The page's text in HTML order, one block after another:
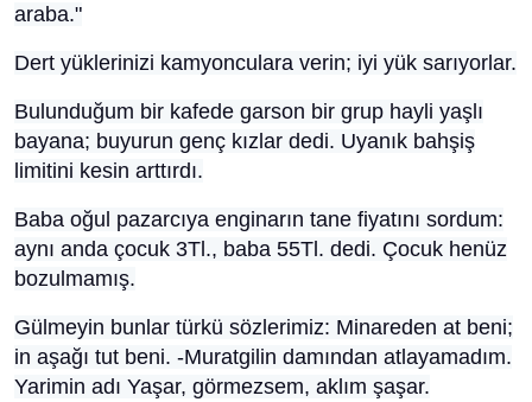
araba."
Dert yüklerinizi kamyonculara verin; iyi yük sarıyorlar.
Bulunduğum bir kafede garson bir grup hayli yaşlı
bayana; buyurun genç kızlar dedi. Uyanık bahşiş
limitini kesin arttırdı.
Baba oğul pazarcıya enginarın tane fiyatını sordum:
aynı anda çocuk 3Tl., baba 55Tl. dedi. Çocuk henüz
bozulmamış.
Gülmeyin bunlar türkü sözlerimiz: Minareden at beni;
in aşağı tut beni. -Muratgilin damından atlayamadım.
Yarimin adı Yaşar, görmezsem, aklım şaşar.